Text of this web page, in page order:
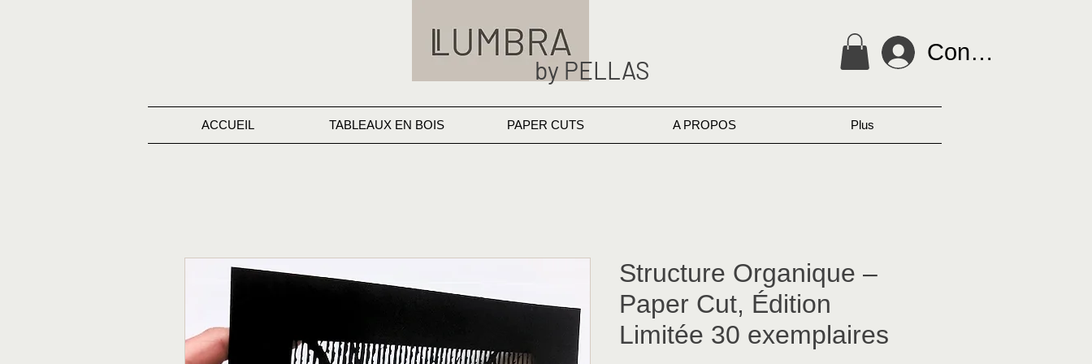
by PELLAS
Connexion
ACCUEIL TABLEAUX EN BOIS PAPER CUTS A PROPOS Plus
Structure Organique –
Paper Cut, Édition
Limitée 30 exemplaires